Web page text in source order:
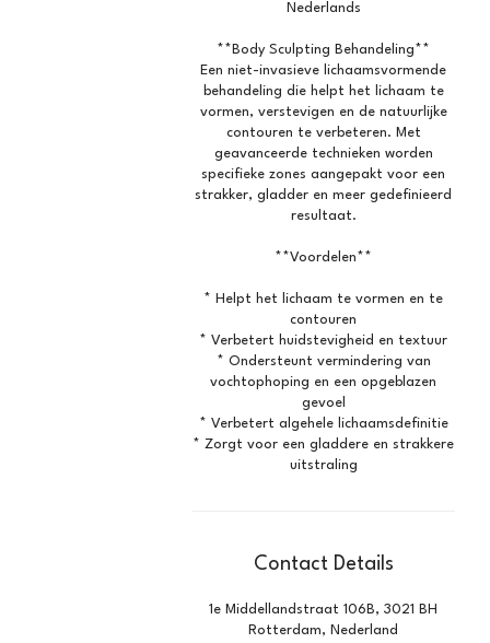
Nederlands
**Body Sculpting Behandeling**
Een niet-invasieve lichaamsvormende
behandeling die helpt het lichaam te
vormen, verstevigen en de natuurlijke
contouren te verbeteren. Met
geavanceerde technieken worden
specifieke zones aangepakt voor een
strakker, gladder en meer gedefinieerd
resultaat.
**Voordelen**
* Helpt het lichaam te vormen en te
contouren
* Verbetert huidstevigheid en textuur
* Ondersteunt vermindering van
vochtophoping en een opgeblazen
gevoel
* Verbetert algehele lichaamsdefinitie
* Zorgt voor een gladdere en strakkere
Contact Details
1e Middellandstraat 106B, 3021 BH
Rotterdam, Nederland